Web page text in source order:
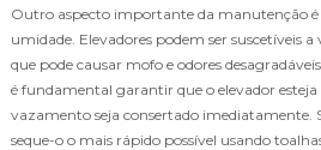
Outro aspecto importante da manutenção
umidade. Elevadores podem ser suscetíveis
que pode causar mofo e odores
é fundamental garantir que o elevador
vazamento seja consertado imediatamente.
seque-o o mais rápido possível usando